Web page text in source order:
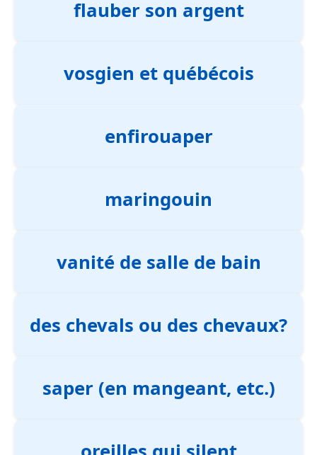
flauber son argent
vosgien et québécois
enfirouaper
maringouin
vanité de salle de bain
des chevals ou des chevaux?
saper (en mangeant, etc.)